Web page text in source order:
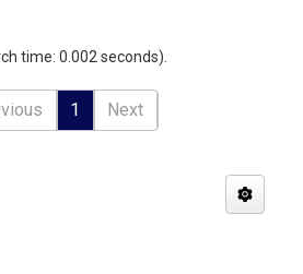
time: 0.002 seconds).
1 Next